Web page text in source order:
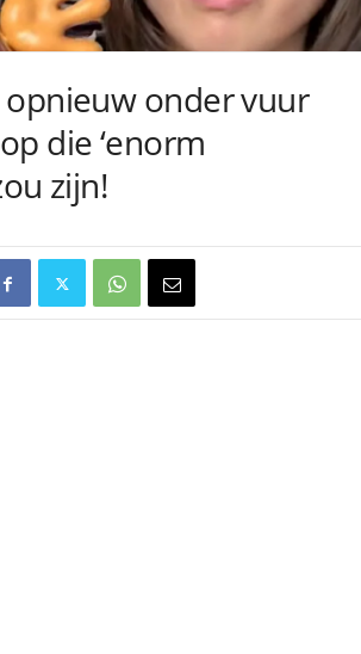
opnieuw onder vuur
die ‘enorm
zijn!